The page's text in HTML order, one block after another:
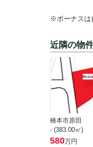
※ボーナスは
近隣の物
橋本市原田
- (383.00㎡)
580万円